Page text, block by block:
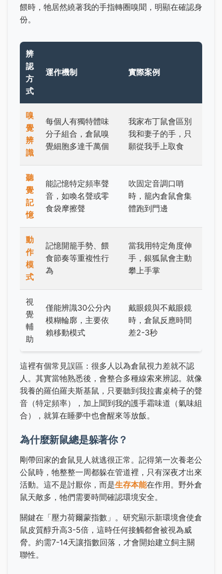
餵時，牠居然繞著我的手指轉圈嗅聞，明顯在確認身
份。
辨
認
方
式
運作機制 實際案例
嗅
覺
辨
識
每個人有獨特體味
分子組合，倉鼠嗅
覺細胞多達千萬個
我家布丁鼠會區別
我和妻子的手，只
願從我手上取食
聽
覺
記
憶
能記憶特定頻率聲
音，如喚名聲或零
食袋摩擦聲
吹固定音調口哨
時，籠內倉鼠會集
體跑到門邊
動
作
模
式
記憶開籠手勢、餵
食節奏等重複性行
為
當我用特定角度伸
手，銀狐鼠會主動
攀上手掌
視
覺
輔
助
僅能辨識30公分內
模糊輪廓，主要依
賴移動模式
戴眼鏡與不戴眼鏡
時，倉鼠反應時間
差2-3秒
這裡有個常見誤區：很多人以為倉鼠視力差就不認
人。其實當牠熟悉後，會整合多種線索來辨認。就像
我養的羅伯羅夫斯基鼠，只要聽到我拉書桌椅子的聲
音（特定頻率），加上聞到我的護手霜味道（氣味組
合），就算在睡夢中也會醒來等放飯。
為什麼新鼠總是躲著你？
剛帶回家的倉鼠見人就逃很正常。記得第一次養老公
公鼠時，牠整整一周都躲在管道裡，只有深夜才出來
活動。這不是討厭你，而是生存本能在作用。野外倉
鼠天敵多，牠們需要時間確認環境安全。
關鍵在「壓力荷爾蒙指數」。研究顯示新環境會使倉
鼠皮質醇升高3-5倍，這時任何接觸都會被視為威
脅。約需7-14天讓指數回落，才會開始建立飼主關
聯性。